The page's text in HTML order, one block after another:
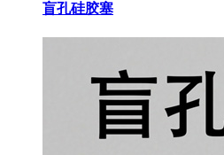
盲孔硅胶塞